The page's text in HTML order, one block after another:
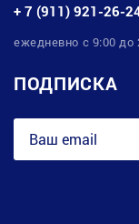
+ 7 (911) 921-26-
ежедневно с 9:00 до
ПОДПИСКА